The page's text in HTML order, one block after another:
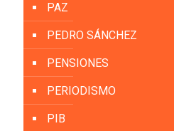
PAZ
PEDRO SÁNCHEZ
PENSIONES
PERIODISMO
PIB